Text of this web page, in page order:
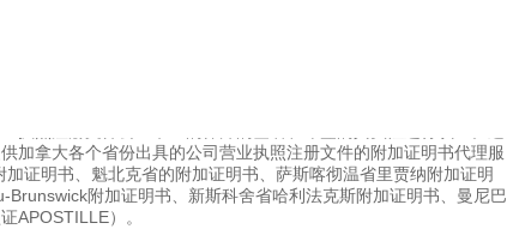
才能在中国使用.。加拿大公司营业执照注册文件的海牙认证在中
加拿大各个省份出具的公司营业执照注册文件的附加证明书代理服
证明书、魁北克省的附加证明书、萨斯喀彻温省里贾纳附加证明
附加证明书、新斯科舍省哈利法克斯附加证明书、曼尼巴
APOSTILLE）。